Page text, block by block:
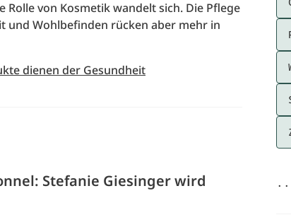
Rolle von Kosmetik wandelt sich. Die Pflege
und Wohlbefinden rücken aber mehr in
dienen der Gesundheit
Stefanie Giesinger wird